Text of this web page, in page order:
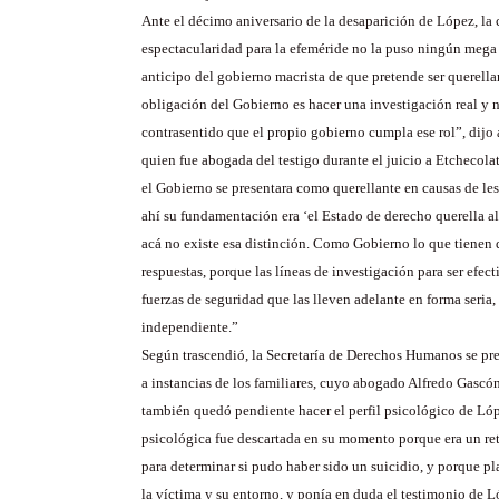
Ante el décimo aniversario de la desaparición de López, la
espectacularidad para la efeméride no la puso ningún
anticipo del gobierno macrista de que pretende ser
obligación del Gobierno es hacer una investigación real y
contrasentido que el propio gobierno cumpla ese rol”, dijo
quien fue abogada del testigo durante el juicio a
el Gobierno se presentara como querellante en causas de
ahí su fundamentación era ‘el Estado de derecho querella
acá no existe esa distinción. Como Gobierno lo que tienen
respuestas, porque las líneas de investigación para ser
fuerzas de seguridad que las lleven adelante en forma
independiente.”
Según trascendió, la Secretaría de Derechos Humanos se
a instancias de los familiares, cuyo abogado Alfredo
también quedó pendiente hacer el perfil psicológico de
psicológica fue descartada en su momento porque era un
para determinar si pudo haber sido un suicidio, y porque
la víctima y su entorno, y ponía en duda el testimonio de